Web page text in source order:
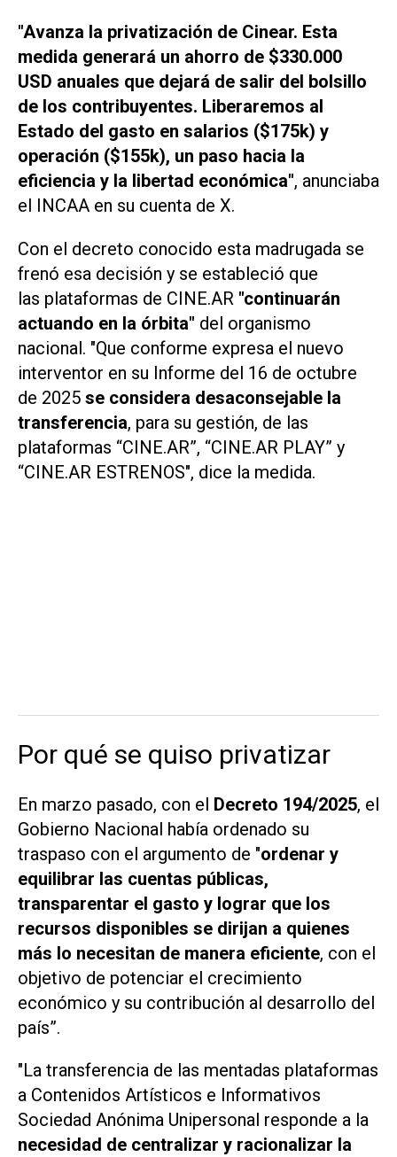
"Avanza la privatización de Cinear. Esta
medida generará un ahorro de $330.000
USD anuales que dejará de salir del bolsillo
de los contribuyentes. Liberaremos al
Estado del gasto en salarios ($175k) y
operación ($155k), un paso hacia la
eficiencia y la libertad económica", anunciaba
el INCAA en su cuenta de X.
Con el decreto conocido esta madrugada se
frenó esa decisión y se estableció que
las plataformas de CINE.AR "continuarán
actuando en la órbita" del organismo
nacional. "Que conforme expresa el nuevo
interventor en su Informe del 16 de octubre
de 2025 se considera desaconsejable la
transferencia, para su gestión, de las
plataformas “CINE.AR”, “CINE.AR PLAY” y
“CINE.AR ESTRENOS", dice la medida.
Por qué se quiso privatizar
En marzo pasado, con el Decreto 194/2025, el
Gobierno Nacional había ordenado su
traspaso con el argumento de "ordenar y
equilibrar las cuentas públicas,
transparentar el gasto y lograr que los
recursos disponibles se dirijan a quienes
más lo necesitan de manera eficiente, con el
objetivo de potenciar el crecimiento
económico y su contribución al desarrollo del
país”.
"La transferencia de las mentadas plataformas
a Contenidos Artísticos e Informativos
Sociedad Anónima Unipersonal responde a la
necesidad de centralizar y racionalizar la